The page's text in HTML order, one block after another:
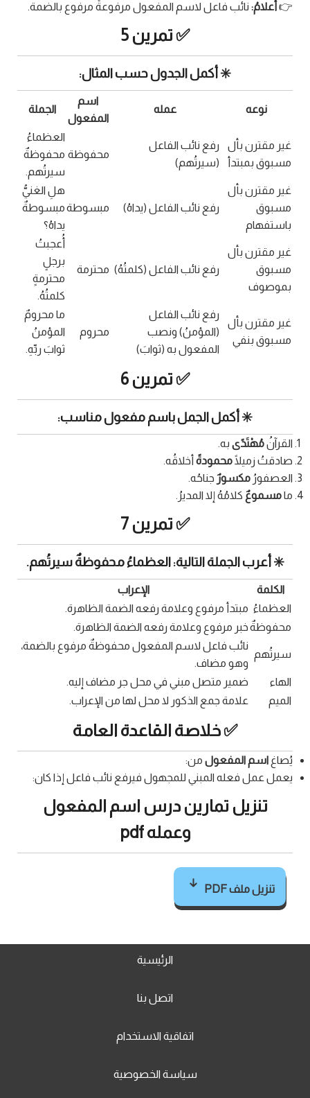
👉 أعلامُ: نائب فاعل لاسم المفعول مرفوعةً مرفوع بالضمة.
✅ تمرين 5
✳️ أكمل الجدول حسب المثال:
نوعه عمله
اسم
المفعول
الجملة
غير مقترن بأل
مسبوق بمبتدأ
رفع نائب الفاعل
(سيرتُهم)
محفوظة
العظماءُ
محفوظةٌ
سيرتُهم.
غير مقترن بأل
مسبوق
باستفهام
رفع نائب الفاعل (يداهُ) مبسوطة
هلِ الغنيُّ
مبسوطةٌ
يداهُ؟
غير مقترن بأل
مسبوق
بموصوف
رفع نائب الفاعل (كلمتُهُ) محترمة
أُعجبتُ
برجلٍ
محترمةٍ
كلمتُهُ.
غير مقترن بأل
مسبوق بنفي
رفع نائب الفاعل
(المؤمنُ) ونصب
المفعول به (ثوابَ)
محروم
ما محرومٌ
المؤمنُ
ثوابَ ربِّهِ.
✅ تمرين 6
✳️ أكمل الجمل باسم مفعول مناسب:
القرآنُمُهْتَدًى به.
صادقتُ زميلًامحمودةً أخلاقُه.
العصفورُ مكسورٌ جناحُه.
مامسموعٌ كلامُهُ إلا المديرُ.
✅ تمرين 7
✳️ أعرب الجملة التالية: العظماءُ محفوظةٌ سيرتُهم.
الكلمة
الإعراب
العظماءُ مبتدأ مرفوع وعلامة رفعه الضمة الظاهرة.
محفوظةٌخبر مرفوع وعلامة رفعه الضمة الظاهرة.
سيرتُهم
نائب فاعل لاسم المفعول محفوظةٌ مرفوع بالضمة،
وهو مضاف.
الهاء
ضمير متصل مبني في محل جر مضاف إليه.
الميم
علامة جمع الذكور لا محل لها من الإعراب.
✅ خلاصة القاعدة العامة
يُصاغ اسم المفعول من:
يعمل عمل فعله المبني للمجهول فيرفع نائب فاعل إذا كان:
تنزيل تمارين درس اسم المفعول
وعمله pdf
تنزيل ملف PDF
الرئيسية
اتصل بنا
اتفاقية الاستخدام
سياسة الخصوصية